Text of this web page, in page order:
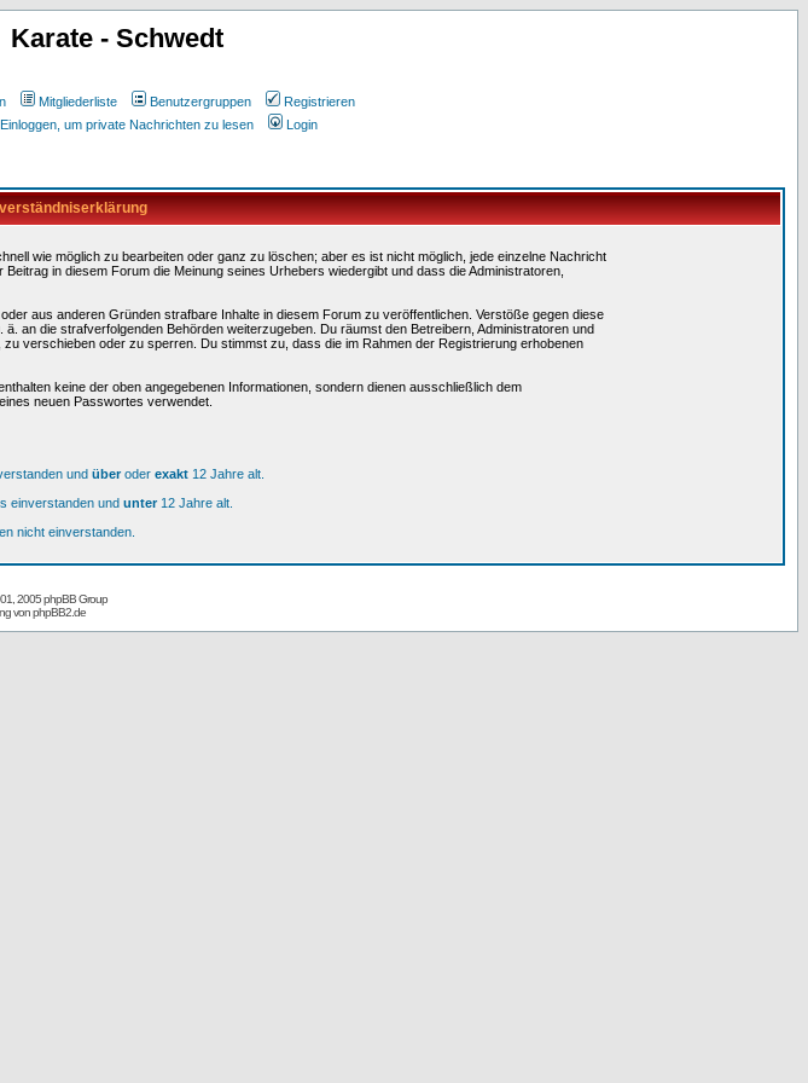
Karate - Schwedt
Mitgliederliste Benutzergruppen
Registrieren
Einloggen, um private Nachrichten zu lesen Login
wie möglich zu bearbeiten oder ganz zu löschen; aber es ist nicht möglich, jede einzelne Nachricht
in diesem Forum die Meinung seines Urhebers wiedergibt und dass die Administratoren,
aus anderen Gründen strafbare Inhalte in diesem Forum zu veröffentlichen. Verstöße gegen diese
an die strafverfolgenden Behörden weiterzugeben. Du räumst den Betreibern, Administratoren und
verschieben oder zu sperren. Du stimmst zu, dass die im Rahmen der Registrierung erhobenen
keine der oben angegebenen Informationen, sondern dienen ausschließlich dem
neuen Passwortes verwendet.
und überoder exakt 12 Jahre alt.
einverstanden und unter12 Jahre alt.
nicht einverstanden.
2005 phpBB Group
vonphpBB2.de